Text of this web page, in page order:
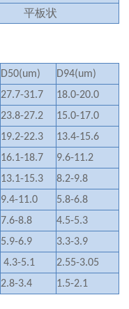
平板状
D50(um)
D94(um)
27.7-31.7
18.0-20.0
23.8-27.2
15.0-17.0
19.2-22.3
13.4-15.6
16.1-18.7
9.6-11.2
13.1-15.3
8.2-9.8
9.4-11.0
5.8-6.8
7.6-8.8
4.5-5.3
5.9-6.9
3.3-3.9
4.3-5.1
2.55-3.05
2.8-3.4 1.5-2.1